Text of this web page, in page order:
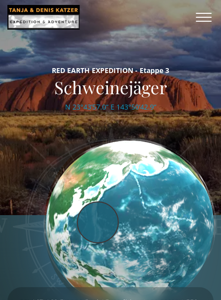
RED EARTH EXPEDITION - Etappe 3
Schweinejäger
N 23°43’57.0“ E 143°50’42.9“